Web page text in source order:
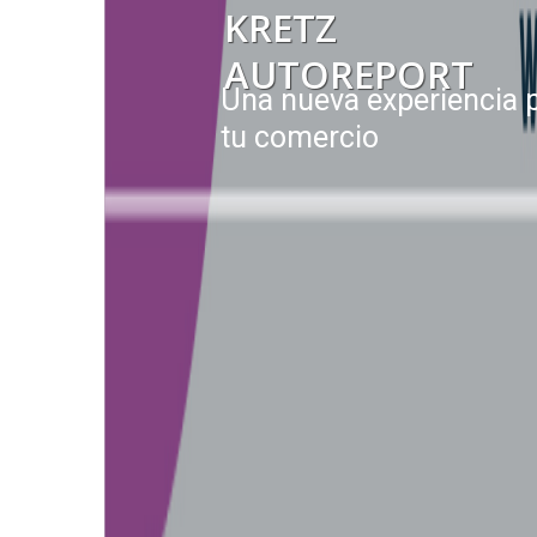
KRETZ
AUTOREPORT
Una nueva experiencia
tu comercio